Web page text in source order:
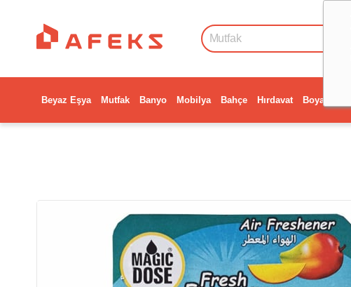
Beyaz Eşya Mutfak Banyo Mobilya Bahçe Hırdavat Boya